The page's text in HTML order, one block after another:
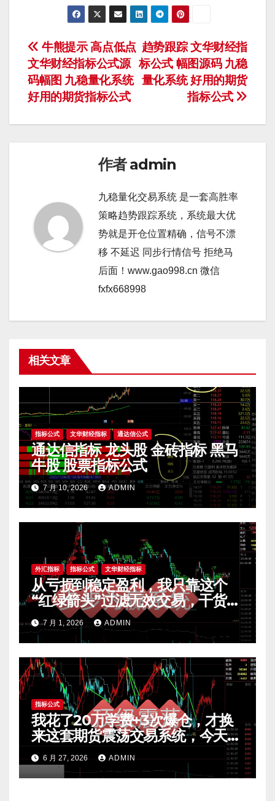
文
章
导
航
趋势跟踪 文华财经指
标公式 幅图源码 九稳
量化系统 好用的期货
指标公式
牛熊提示 高点低点
文华财经指标公式源
码幅图 九稳量化系统
好用的期货指标公式
作者admin
九稳量化交易系统 是一套高胜率
策略趋势跟踪系统，系统最大优
势就是开仓位置精确，信号不漂
移 不延迟 同步行情信号 拒绝马
后面！www.gao998.cn 微信
fxfx668998
相关文章
指标公式 文华财经指标 通达信公式
通达信指标 龙头股 金砖指标 黑马
牛股 股票指标公式
7 月 10, 2026 ADMIN
外汇指标 指标公式 文华财经指标
从亏损到稳定盈利，我只靠这个
“红绿箭头”过滤无效交易，干货全
公开 mt4指标
7 月 1, 2026 ADMIN
指标公式
我花了20万学费+3次爆仓，才换
来这套期货震荡交易系统，今天免
费公开核心逻辑
6 月 27, 2026 ADMIN